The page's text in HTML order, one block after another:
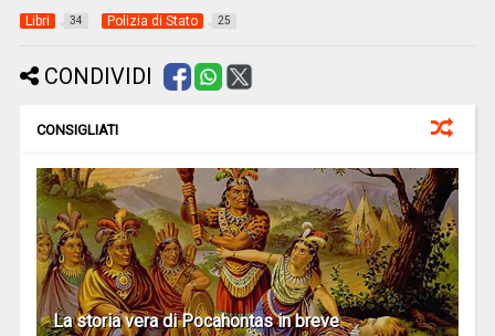
Libri 34 Polizia di Stato 25
CONDIVIDI
CONSIGLIATI
La storia vera di Pocahontas in breve